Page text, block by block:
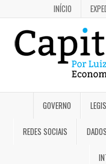
INÍCIO
GOVERNO
REDES SOCIAIS DADOS